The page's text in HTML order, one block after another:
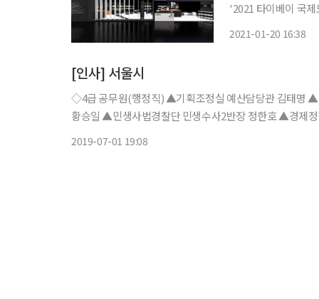
'2021 타이베이 국제
2021-01-20 16:38
[인사] 서울시
◇4급 공무원(행정직) ▲기획조정실 예산담당관 김태명
황승일 ▲민생사법경찰단 민생수사2반장 정한호 ▲경제
2019-07-01 19:08